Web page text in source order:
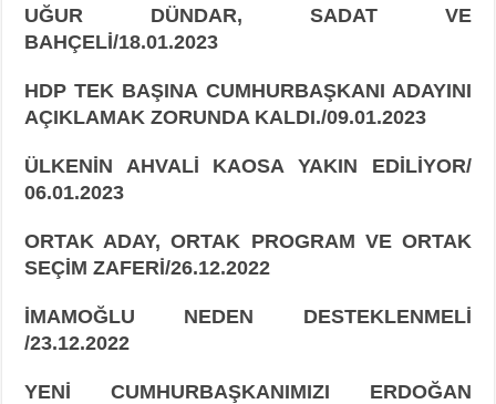
UĞUR DÜNDAR, SADAT VE
BAHÇELİ/18.01.2023
HDP TEK BAŞINA CUMHURBAŞKANI ADAYINI
AÇIKLAMAK ZORUNDA KALDI./09.01.2023
ÜLKENİN AHVALİ KAOSA YAKIN EDİLİYOR/
06.01.2023
ORTAK ADAY, ORTAK PROGRAM VE ORTAK
SEÇİM ZAFERİ/26.12.2022
İMAMOĞLU NEDEN DESTEKLENMELİ
/23.12.2022
YENİ CUMHURBAŞKANIMIZI ERDOĞAN